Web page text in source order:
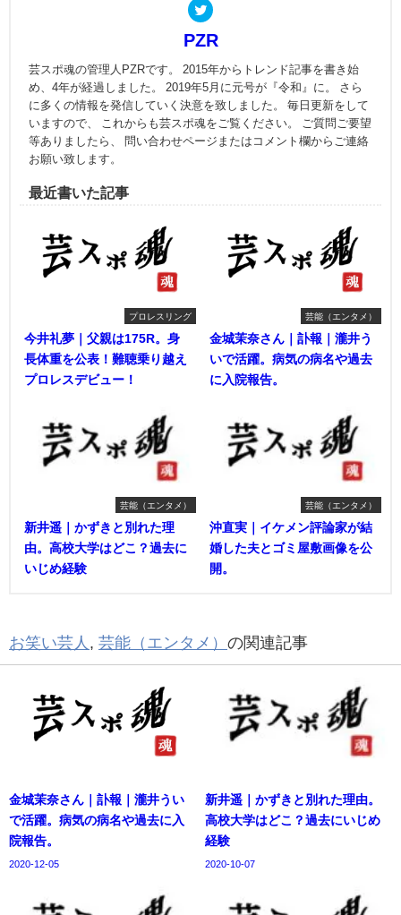
PZR
芸スポ魂の管理人PZRです。 2015年からトレンド記事を書き始
め、4年が経過しました。 2019年5月に元号が『令和』に。 さら
に多くの情報を発信していく決意を致しました。 毎日更新をして
いますので、 これからも芸スポ魂をご覧ください。 ご質問ご要望
等ありましたら、 問い合わせページまたはコメント欄からご連絡
お願い致します。
最近書いた記事
プロレスリング
今井礼夢｜父親は175R。身
長体重を公表！難聴乗り越え
プロレスデビュー！
芸能（エンタメ）
金城茉奈さん｜訃報｜瀧井う
いで活躍。病気の病名や過去
に入院報告。
芸能（エンタメ）
新井遥｜かずきと別れた理
由。高校大学はどこ？過去に
いじめ経験
芸能（エンタメ）
沖直実｜イケメン評論家が結
婚した夫とゴミ屋敷画像を公
開。
お笑い芸人 芸能（エンタメ） の関連記事
金城茉奈さん｜訃報｜瀧井うい
で活躍。病気の病名や過去に入
院報告。
2020-12-05
新井遥｜かずきと別れた理由。
高校大学はどこ？過去にいじめ
経験
2020-10-07